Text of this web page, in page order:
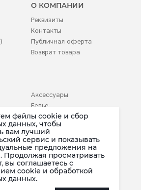
О КОМПАНИИ
Реквизиты
Контакты
Публичная оферта
Возврат товара
Аксессуары
Белье
Детское
файлы cookie и сбор
данных, чтобы
вам лучший
сервис и показывать
предложения на
Продолжая просматривать
вы соглашаетесь c
cookie и обработкой
данных.